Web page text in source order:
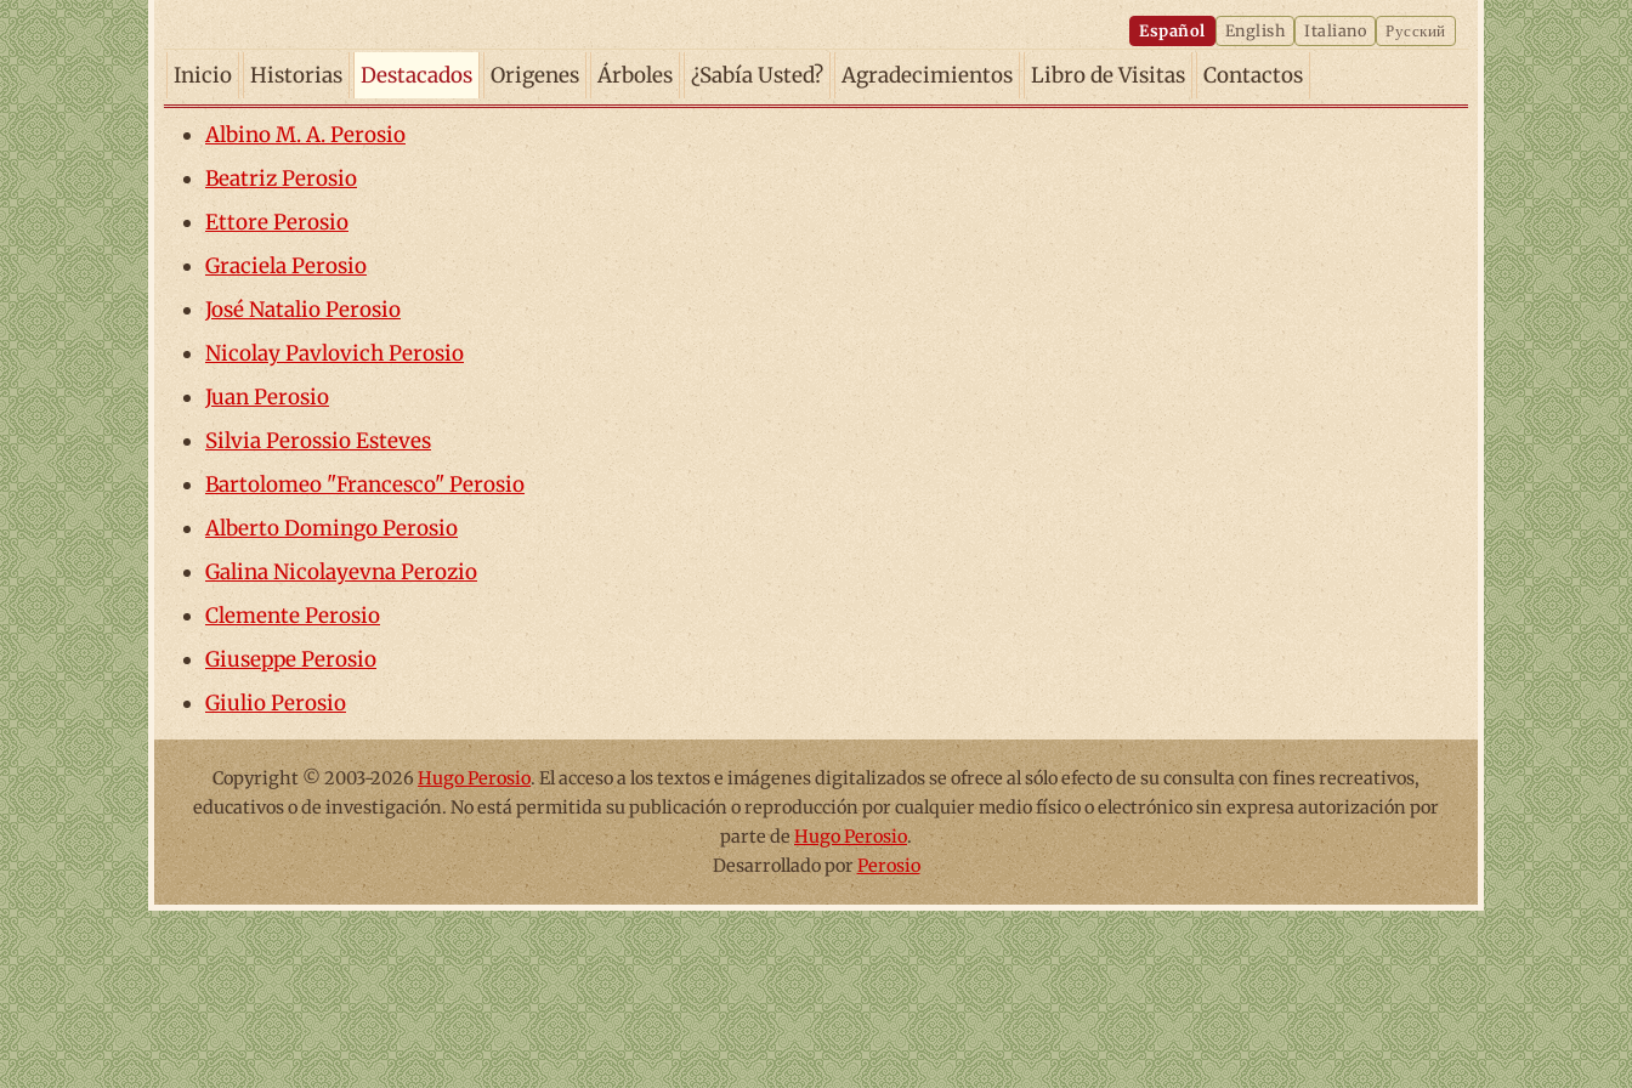
Español English Italiano Русский
Inicio Historias Destacados Origenes Árboles ¿Sabía Usted? Agradecimientos Libro de Visitas Contactos
Albino M. A. Perosio
Beatriz Perosio
Ettore Perosio
Graciela Perosio
José Natalio Perosio
Nicolay Pavlovich Perosio
Juan Perosio
Silvia Perossio Esteves
Bartolomeo "Francesco" Perosio
Alberto Domingo Perosio
Galina Nicolayevna Perozio
Clemente Perosio
Giuseppe Perosio
Giulio Perosio
Copyright © 2003-2026Hugo Perosio. El acceso a los textos e imágenes digitalizados se ofrece al sólo efecto de su consulta con fines recreativos,
educativos o de investigación. No está permitida su publicación o reproducción por cualquier medio físico o electrónico sin expresa autorización por
parte deHugo Perosio.
Desarrollado porPerosio